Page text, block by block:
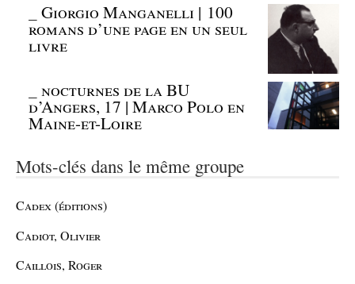
_Giorgio Manganelli | 100
romans d’une page en un seul
livre
_nocturnes de la BU
d’Angers, 17 | Marco Polo en
Maine-et-Loire
Mots-clés dans le même groupe
Cadex (éditions)
Cadiot, Olivier
Caillois, Roger